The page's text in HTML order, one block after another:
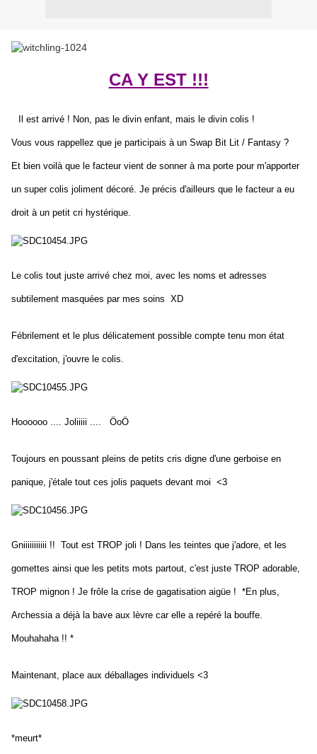
CA Y EST !!!
Il est arrivé ! Non, pas le divin enfant, mais le divin colis !
Vous vous rappellez que je participais à un Swap Bit Lit / Fantasy ?
Et bien voilà que le facteur vient de sonner à ma porte pour m'apporter
un super colis joliment décoré. Je précis d'ailleurs que le facteur a eu
droit à un petit cri hystérique.
Le colis tout juste arrivé chez moi, avec les noms et adresses
subtilement masquées par mes soins XD
Fébrilement et le plus délicatement possible compte tenu mon état
d'excitation, j'ouvre le colis.
Hoooooo .... Joliiiii .... ÖoÖ
Toujours en poussant pleins de petits cris digne d'une gerboise en
panique, j'étale tout ces jolis paquets devant moi <3
Gniiiiiiiiiii !! Tout est TROP joli ! Dans les teintes que j'adore, et les
gomettes ainsi que les petits mots partout, c'est juste TROP adorable,
TROP mignon ! Je frôle la crise de gagatisation aigüe ! *En plus,
Archessia a déjà la bave aux lèvre car elle a repéré la bouffe.
Mouhahaha !! *
Maintenant, place aux déballages individuels <3
*meurt*